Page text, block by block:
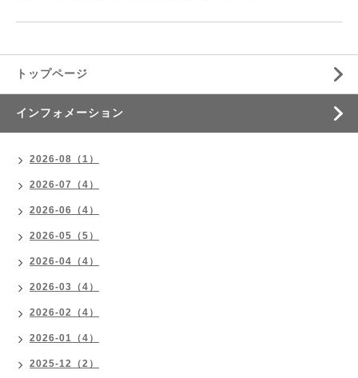
トップページ
インフォメーション
2026-08（1）
2026-07（4）
2026-06（4）
2026-05（5）
2026-04（4）
2026-03（4）
2026-02（4）
2026-01（4）
2025-12（2）